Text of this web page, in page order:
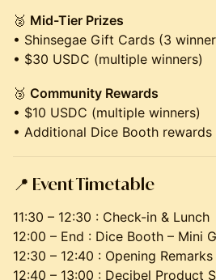
🥈 Mid-Tier Prizes
• Shinsegae Gift Cards (3
• $30 USDC (multiple winners)
🥉 Community Rewards
• $10 USDC (multiple winners)
• Additional Dice Booth rewards
📍 Event Timetable
11:30 – 12:30 : Check-in & Lunch
12:00 – End : Dice Booth – Mini
12:30 – 12:40 : Opening Remarks
12:40 – 13:00 : Decibel Product